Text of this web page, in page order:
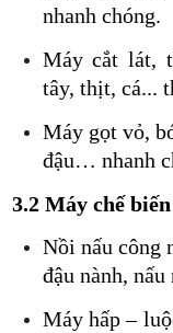
nhanh chóng.
Máy cắt lát,
tây, thịt, cá...
Máy gọt vỏ,
đậu… nhanh
3.2 Máy chế
Nồi nấu công
đậu nành,
Máy hấp –